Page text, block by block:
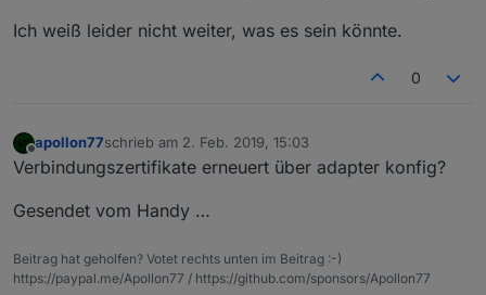
Ich weiß leider nicht weiter, was es sein könnte.
0
Offline
apollon77schrieb am 2. Feb. 2019, 15:03
zuletzt editiert von
Verbindungszertifikate erneuert über adapter konfig?
Gesendet vom Handy …
Beitrag hat geholfen? Votet rechts unten im Beitrag :-)
https://paypal.me/Apollon77 / https://github.com/sponsors/Apollon77